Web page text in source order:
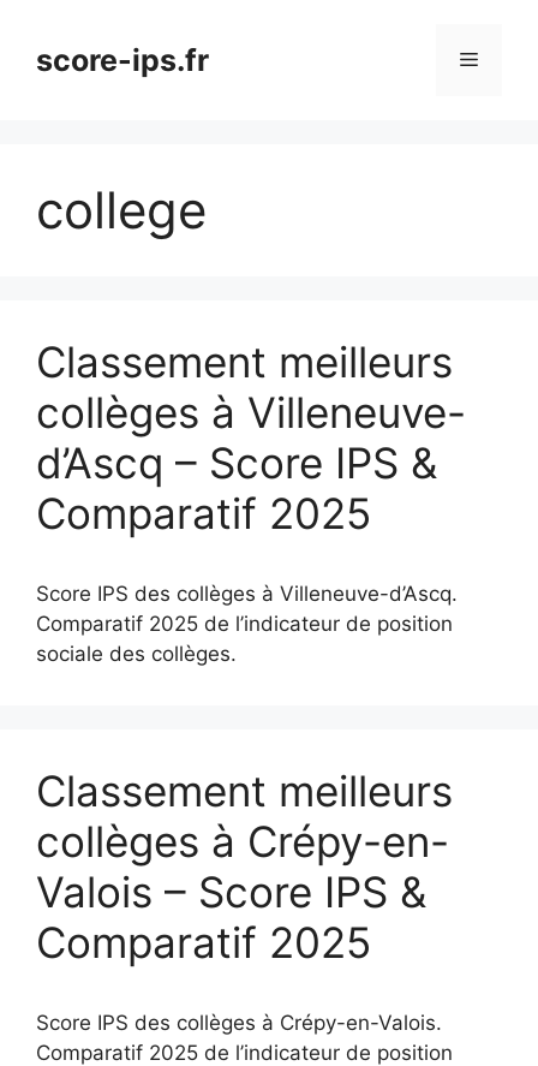
contenuscore-ips.fr Menu
college
Classement meilleurs
collèges à Villeneuve-
d’Ascq – Score IPS &
Comparatif 2025
Score IPS des collèges à Villeneuve-d’Ascq.
Comparatif 2025 de l’indicateur de position
sociale des collèges.
Classement meilleurs
collèges à Crépy-en-
Valois – Score IPS &
Comparatif 2025
Score IPS des collèges à Crépy-en-Valois.
Comparatif 2025 de l’indicateur de position